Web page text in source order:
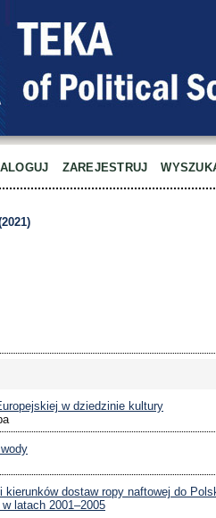
ZAREJESTRUJ
w dziedzinie kultury
kierunków dostaw ropy naftowej do
latach 2001–2005